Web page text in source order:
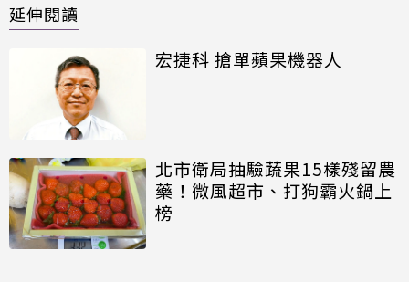
延伸閱讀
宏捷科 搶單蘋果機器人
北市衛局抽驗蔬果15樣殘留農
藥！微風超市、打狗霸火鍋上
榜